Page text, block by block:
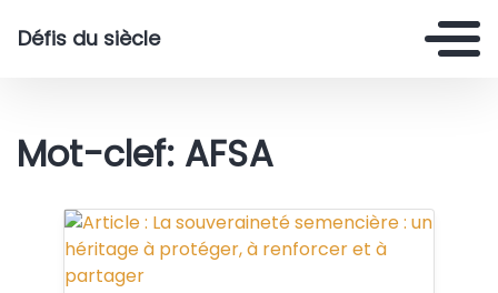
Défis du siècle
Mot-clef: AFSA